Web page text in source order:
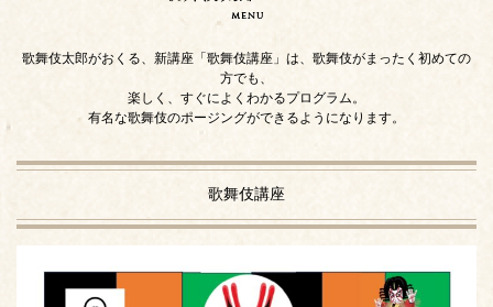
歌舞伎太郎がおくる、新講座「歌舞伎講座」は、歌舞伎がまったく初めての
方でも、
楽しく、すぐによくわかるプログラム。
有名な歌舞伎のポージングができるようになります。
歌舞伎講座